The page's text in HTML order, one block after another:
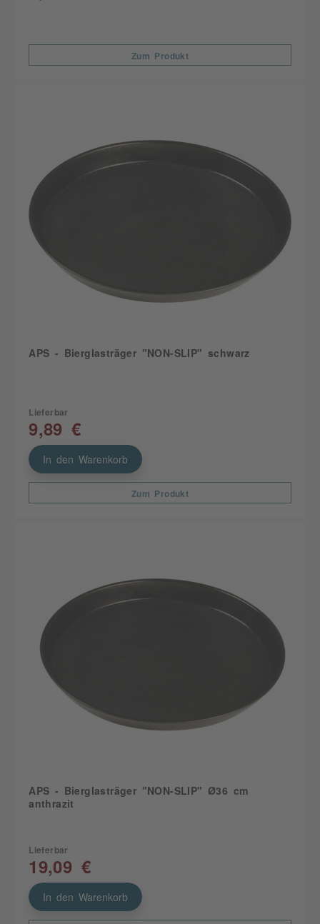
Zum Produkt
APS - Bierglasträger "NON-SLIP" schwarz
Lieferbar
9,89 €
In den Warenkorb
Zum Produkt
APS - Bierglasträger "NON-SLIP" Ø36 cm
anthrazit
Lieferbar
19,09 €
In den Warenkorb